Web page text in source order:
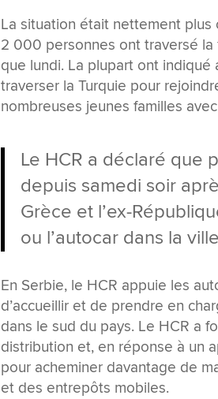
La situation était nettement
2 000 personnes ont traversé la
que lundi. La plupart ont indiqué
traverser la Turquie pour
nombreuses jeunes familles
Le HCR a déclaré que
depuis samedi soir
Grèce et l’ex-
ou l’autocar dans la
En Serbie, le HCR appuie les
d’accueillir et de prendre en
dans le sud du pays. Le HCR a
distribution et, en réponse à un
pour acheminer davantage de
et des entrepôts mobiles.